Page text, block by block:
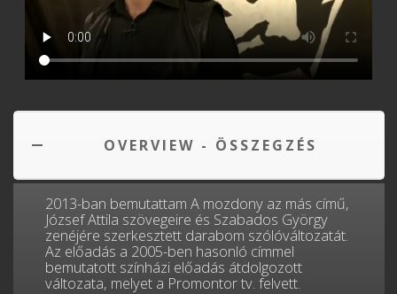
OVERVIEW - ÖSSZEGZÉS
2013-ban bemutattam A mozdony az más című,
József Attila szövegeire és Szabados György
zenéjére szerkesztett darabom szólóváltozatát.
Az előadás a 2005-ben hasonló címmel
bemutatott színházi előadás átdolgozott
változata, melyet a Promontor tv. felvett.